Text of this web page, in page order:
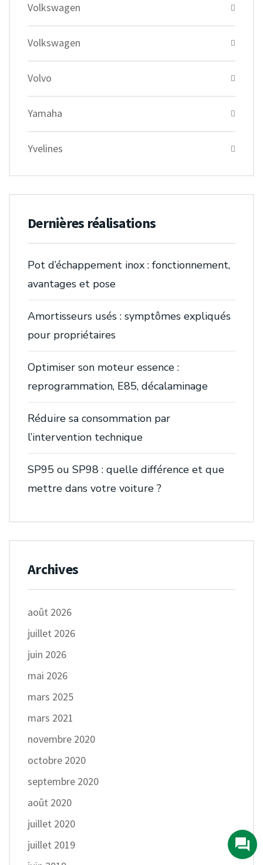
Volkswagen
Volkswagen
Volvo
Yamaha
Yvelines
Dernières réalisations
Pot d’échappement inox : fonctionnement,
avantages et pose
Amortisseurs usés : symptômes expliqués
pour propriétaires
Optimiser son moteur essence :
reprogrammation, E85, décalaminage
Réduire sa consommation par
l’intervention technique
SP95 ou SP98 : quelle différence et que
mettre dans votre voiture ?
Archives
août 2026
juillet 2026
juin 2026
mai 2026
mars 2025
mars 2021
novembre 2020
octobre 2020
septembre 2020
août 2020
juillet 2020
juillet 2019